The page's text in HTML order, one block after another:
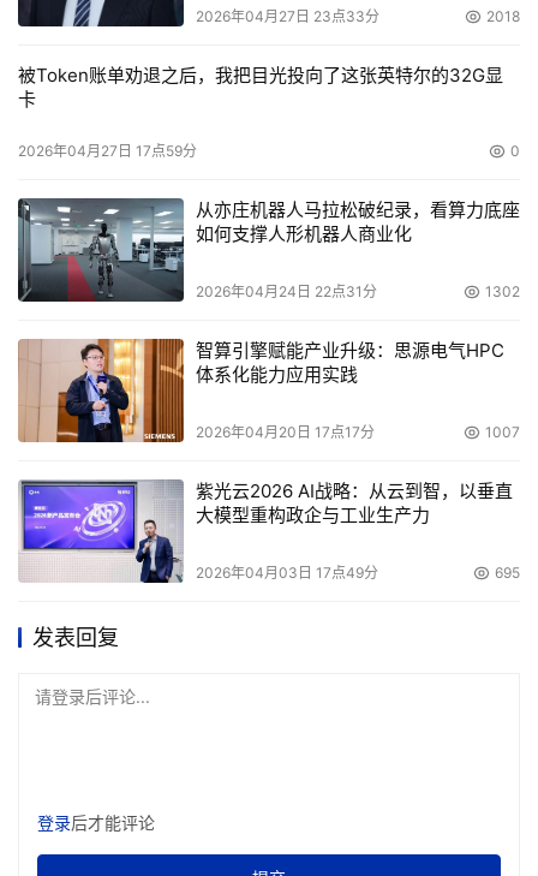
2026年04月27日 23点33分 2018
被Token账单劝退之后，我把目光投向了这张英特尔的32G显
卡
2026年04月27日 17点59分 0
从亦庄机器人马拉松破纪录，看算力底座
如何支撑人形机器人商业化
2026年04月24日 22点31分 1302
智算引擎赋能产业升级：思源电气HPC
体系化能力应用实践
2026年04月20日 17点17分 1007
紫光云2026 AI战略：从云到智，以垂直
大模型重构政企与工业生产力
2026年04月03日 17点49分 695
发表回复
请登录后评论...
登录后才能评论